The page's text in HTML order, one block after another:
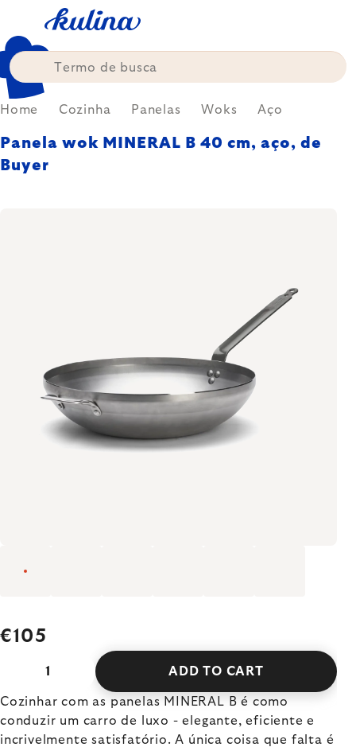
content
Home Cozinha Panelas Woks Aço
Panela wok MINERAL B 40 cm, aço, de
Buyer
€105
ADD TO CART
Cozinhar com as panelas MINERAL B é como
conduzir um carro de luxo - elegante, eficiente e
incrivelmente satisfatório. A única coisa que falta é